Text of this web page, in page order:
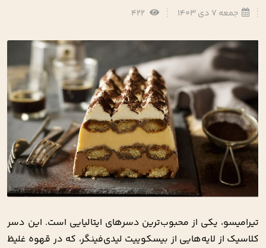
جمعه 7 دی 1403
تیرامیسو، یکی از محبوب‌ترین دسرهای ایتالیایی است. این دسر
کلاسیک از لایه‌هایی از بیسکوییت لیدی‌فینگر، که در قهوه غلیظ